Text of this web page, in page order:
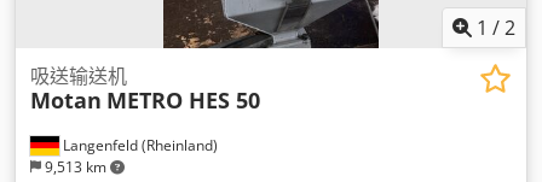
1 /2
Langenfeld (Rheinland)
9,513 km
吸送输送机
Motan METRO HES 50